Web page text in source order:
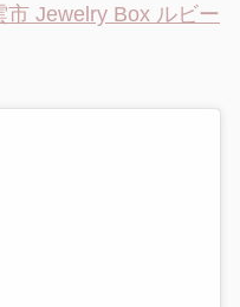
市 Jewelry Box ルビー